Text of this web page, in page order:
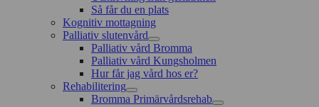
Så får du en plats
Kognitiv mottagning
Palliativ slutenvård
Palliativ vård Bromma
Palliativ vård Kungsholmen
Hur får jag vård hos er?
Rehabilitering
Bromma Primärvårdsrehab